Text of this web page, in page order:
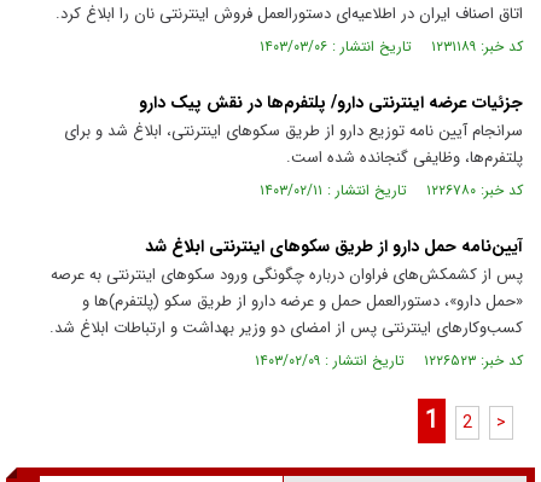
اتاق اصناف ایران در اطلاعیه‌ای دستورالعمل فروش اینترنتی نان را ابلاغ کرد.
کد خبر: ۱۲۳۱۱۸۹ تاریخ انتشار : ۱۴۰۳/۰۳/۰۶
جزئیات عرضه اینترنتی دارو/ پلتفرم‌ها در نقش پیک دارو
سرانجام آیین نامه توزیع دارو از طریق سکوهای اینترنتی، ابلاغ شد و برای
پلتفرم‌ها، وظایفی گنجانده شده است.
کد خبر: ۱۲۲۶۷۸۰ تاریخ انتشار : ۱۴۰۳/۰۲/۱۱
آیین‌نامه حمل دارو از طریق سکو‌های اینترنتی ابلاغ شد ️
پس از کشمکش‌های فراوان درباره چگونگی ورود سکو‌های اینترنتی به عرصه
«حمل دارو»، دستورالعمل حمل و عرضه دارو از طریق سکو (پلتفرم)‌ها و
کسب‌وکار‌های اینترنتی پس از امضای دو وزیر بهداشت و ارتباطات ابلاغ شد.
کد خبر: ۱۲۲۶۵۲۳ تاریخ انتشار : ۱۴۰۳/۰۲/۰۹
1 2 >